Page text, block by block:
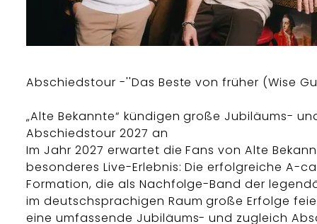
Abschiedstour -''Das Beste von früher (Wise
„Alte Bekannte“ kündigen große Jubiläums-
Abschiedstour 2027 an
Im Jahr 2027 erwartet die Fans von Alte
besonderes Live-Erlebnis: Die erfolgreiche A-
Formation, die als Nachfolge-Band der
im deutschsprachigen Raum große Erfolge
eine umfassende Jubiläums- und zugleich